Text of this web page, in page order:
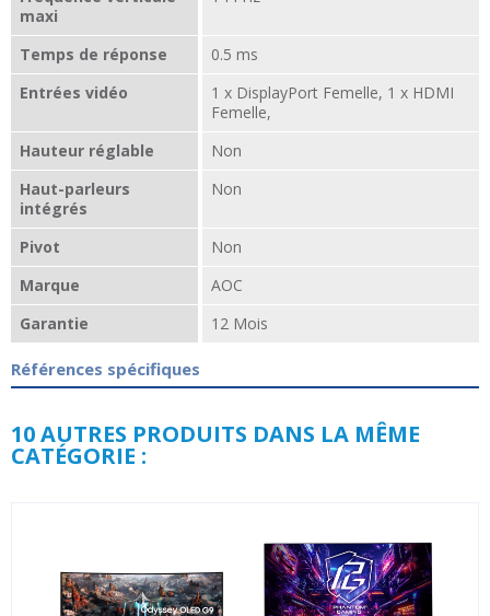
maxi
Temps de réponse
0.5 ms
Entrées vidéo
1 x DisplayPort Femelle, 1 x HDMI
Femelle,
Hauteur réglable
Non
Haut-parleurs
intégrés
Non
Pivot
Non
Marque
AOC
Garantie
12 Mois
Références spécifiques
10 AUTRES PRODUITS DANS LA MÊME
CATÉGORIE :